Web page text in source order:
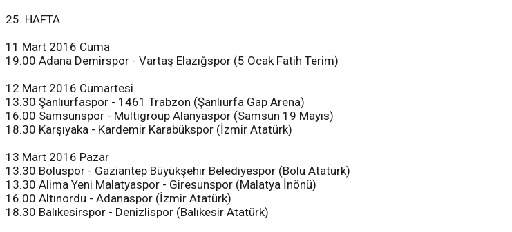
25. HAFTA
11 Mart 2016 Cuma
19.00 Adana Demirspor - Vartaş Elazığspor (5 Ocak Fatih Terim)
12 Mart 2016 Cumartesi
13.30 Şanlıurfaspor - 1461 Trabzon (Şanlıurfa Gap Arena)
16.00 Samsunspor - Multigroup Alanyaspor (Samsun 19 Mayıs)
18.30 Karşıyaka - Kardemir Karabükspor (İzmir Atatürk)
13 Mart 2016 Pazar
13.30 Boluspor - Gaziantep Büyükşehir Belediyespor (Bolu Atatürk)
13.30 Alima Yeni Malatyaspor - Giresunspor (Malatya İnönü)
16.00 Altınordu - Adanaspor (İzmir Atatürk)
18.30 Balıkesirspor - Denizlispor (Balıkesir Atatürk)